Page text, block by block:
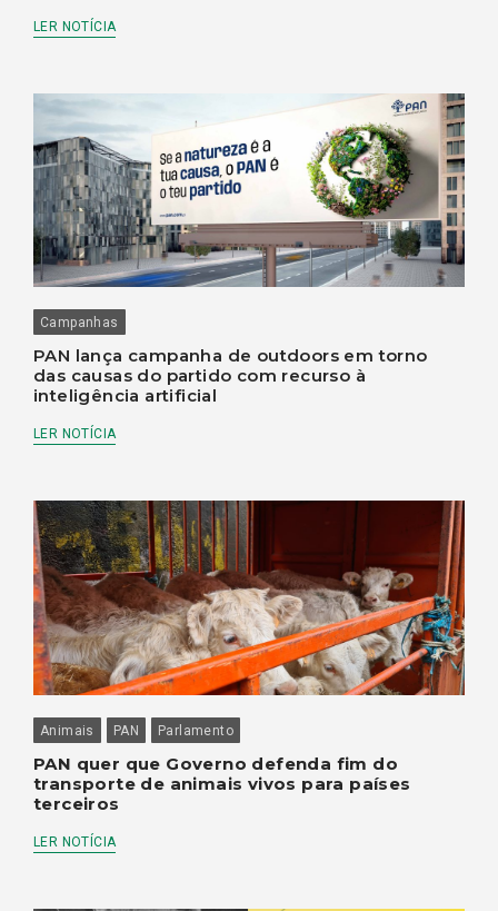
LER NOTÍCIA
Campanhas
PAN lança campanha de outdoors em torno
das causas do partido com recurso à
inteligência artificial
LER NOTÍCIA
Animais PAN Parlamento
PAN quer que Governo defenda fim do
transporte de animais vivos para países
terceiros
LER NOTÍCIA